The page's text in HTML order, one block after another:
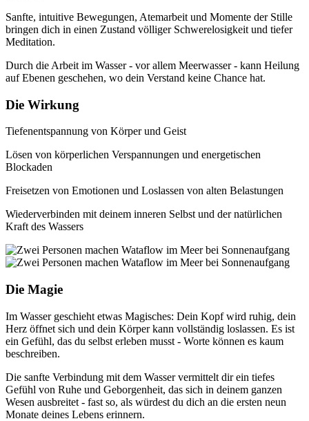
Sanfte, intuitive Bewegungen, Atemarbeit und Momente der Stille
bringen dich in einen Zustand völliger Schwerelosigkeit und tiefer
Meditation.
Durch die Arbeit im Wasser - vor allem Meerwasser - kann Heilung
auf Ebenen geschehen, wo dein Verstand keine Chance hat.
Die Wirkung
Tiefenentspannung von Körper und Geist
Lösen von körperlichen Verspannungen und energetischen
Blockaden
Freisetzen von Emotionen und Loslassen von alten Belastungen
Wiederverbinden mit deinem inneren Selbst und der natürlichen
Kraft des Wassers
Die Magie
Im Wasser geschieht etwas Magisches: Dein Kopf wird ruhig, dein
Herz öffnet sich und dein Körper kann vollständig loslassen. Es ist
ein Gefühl, das du selbst erleben musst - Worte können es kaum
beschreiben.
Die sanfte Verbindung mit dem Wasser vermittelt dir ein tiefes
Gefühl von Ruhe und Geborgenheit, das sich in deinem ganzen
Wesen ausbreitet - fast so, als würdest du dich an die ersten neun
Monate deines Lebens erinnern.